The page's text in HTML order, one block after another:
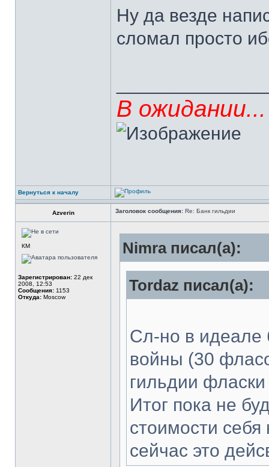
Ну да везде
сломал просто
В ожидании...
Вернуться к началу
Azverin Заголовок сообщения: Re: Банк гильдии
КМ
Зарегистрирован: 22 дек
2008, 12:53
Сообщения: 1153
Откуда: Moscow
Nimra писал(а):
Tordaz писал(а):
Сл-но в идеале
войны (30
гильдии фласки
Итог пока не
стоимости
сейчас это